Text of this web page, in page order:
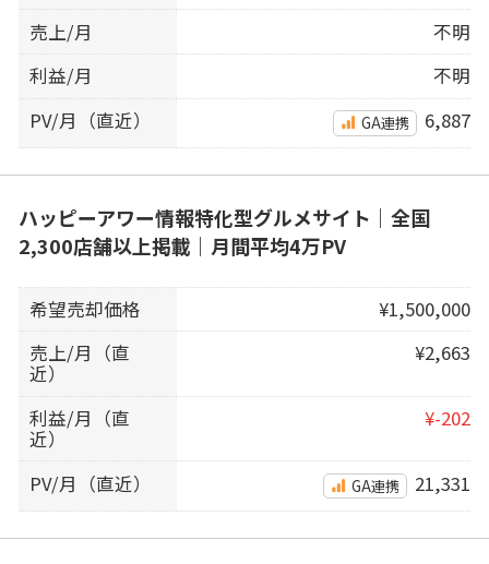
売上/月
不明
利益/月
不明
PV/月（直近）
GA連携 6,887
ハッピーアワー情報特化型グルメサイト｜全国
2,300店舗以上掲載｜月間平均4万PV
希望売却価格
¥1,500,000
売上/月（直
近）
¥2,663
利益/月（直
近）
¥-202
PV/月（直近） GA連携 21,331